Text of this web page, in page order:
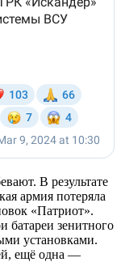
В результате
армия потеряла
«Патриот».
батареи зенитного
установками.
ещё одна —